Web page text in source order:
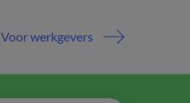
Voor werkgevers